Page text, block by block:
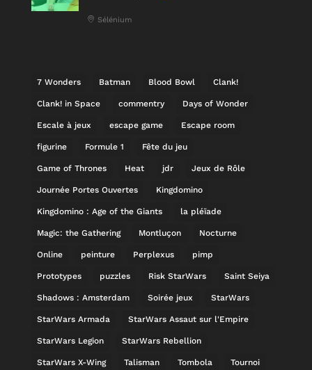
Sélénium
7 Wonders Batman Blood Bowl Clank!
Clank! in Space commentry Days of Wonder
Escale à jeux escape game Escape room
figurine Formule 1 Fête du jeu
Game of Thrones Heat jdr Jeux de Rôle
Journée Portes Ouvertes Kingdomino
Kingdomino : Age of the Giants la pléïade
Magic: the Gathering Montluçon Nocturne
Online peinture Perplexus pimp
Prototypes puzzles Risk StarWars Saint Seiya
Shadows : Amsterdam Soirée jeux StarWars
StarWars Armada StarWars Assaut sur l'Empire
StarWars Legion StarWars Rebellion
StarWars X-Wing Talisman Tombola Tournoi